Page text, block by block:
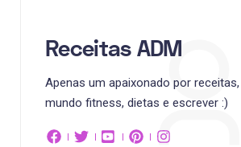
Receitas ADM
Apenas um apaixonado por
mundo fitness, dietas e escrever :)